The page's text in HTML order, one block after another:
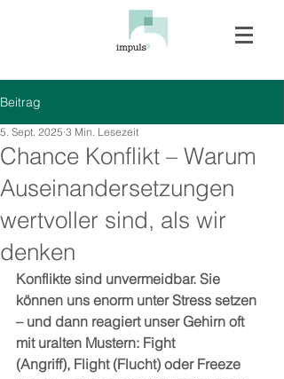
Beitrag
Chance Konflikt – Warum
Auseinandersetzungen
wertvoller sind, als wir
denken
5. Sept. 2025 3 Min. Lesezeit
Konflikte sind unvermeidbar. Sie
können uns enorm unter Stress setzen
– und dann reagiert unser Gehirn oft
mit uralten Mustern: Fight
(Angriff), Flight (Flucht) oder Freeze